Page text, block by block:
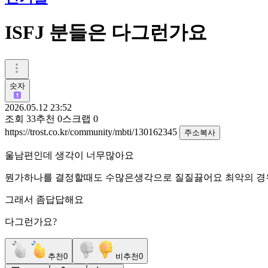
ISFJ 분들은 다그런가요
숫자
2026.05.12 23:52
조회 33추천 0스크랩 0
https://trost.co.kr/community/mbti/130162345
주소복사
울남편인데 생각이 너무많아요
뭔가하나를 결정할때도 수많은생각으로 질질끓어요 최악의 경
그래서 좀답답해요
다그런가요?
추천0 비추천0